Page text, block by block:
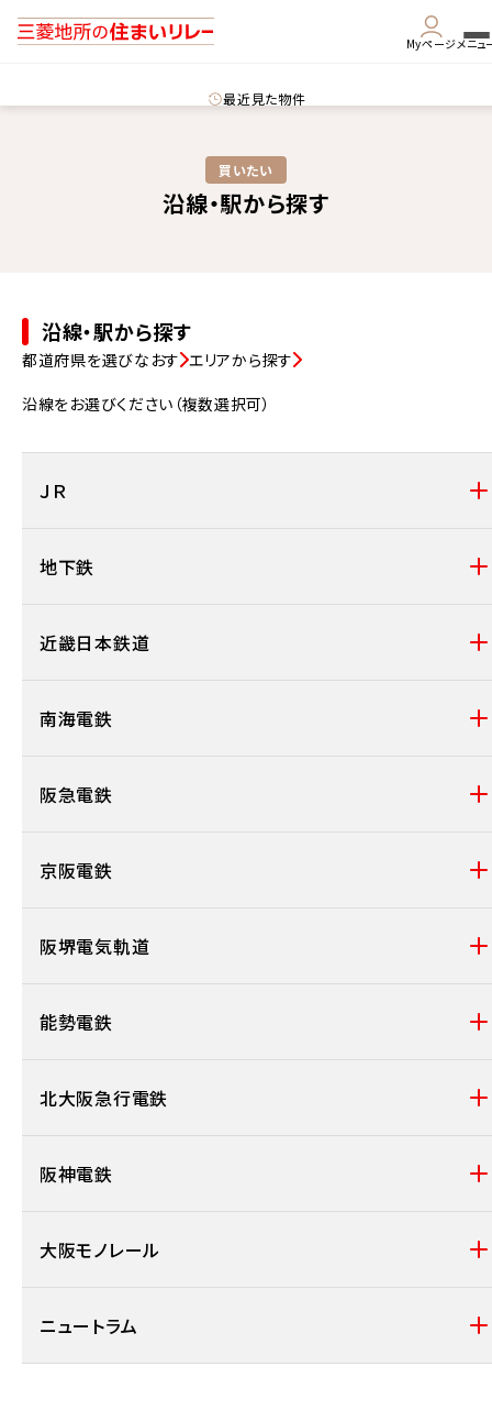
Myページメニュ
最近見た物件
買いたい
沿線・駅から探す
沿線・駅から探す
都道府県を選びなおす エリアから探す
沿線をお選びください（複数選択可）
ＪＲ
地下鉄
近畿日本鉄道
南海電鉄
阪急電鉄
京阪電鉄
阪堺電気軌道
能勢電鉄
北大阪急行電鉄
阪神電鉄
大阪モノレール
ニュートラム